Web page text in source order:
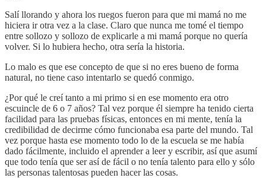
Salí llorando y ahora los ruegos fueron para que mi mamá no me
hiciera ir otra vez a la clase. Claro que nunca me tomé el tiempo
entre sollozo y sollozo de explicarle a mi mamá porque no quería
volver. Si lo hubiera hecho, otra sería la historia.
Lo malo es que ese concepto de que si no eres bueno de forma
natural, no tiene caso intentarlo se quedó conmigo.
¿Por qué le creí tanto a mi primo si en ese momento era otro
escuincle de 6 o 7 años? Tal vez porque él siempre ha tenido cierta
facilidad para las pruebas físicas, entonces en mi mente, tenía la
credibilidad de decirme cómo funcionaba esa parte del mundo. Tal
vez porque hasta ese momento todo lo de la escuela se me había
dado fácilmente, incluido el aprender a leer y escribir, así que asumí
que todo tenía que ser así de fácil o no tenía talento para ello y sólo
las personas talentosas pueden hacer las cosas.